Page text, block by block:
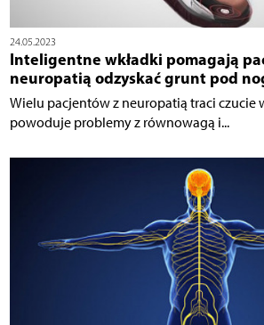
24.05.2023
Inteligentne wkładki pomagają
neuropatią odzyskać grunt pod
Wielu pacjentów z neuropatią traci czucie
powoduje problemy z równowagą i...